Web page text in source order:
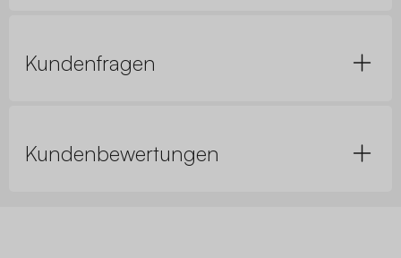
Kundenfragen
Kundenbewertungen